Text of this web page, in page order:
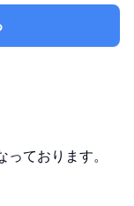
ております。